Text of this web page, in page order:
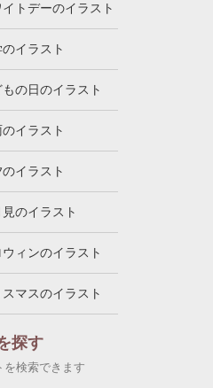
イトデーのイラスト
のイラスト
もの日のイラスト
イラスト
イラスト
見のイラスト
ィンのイラスト
スマスのイラスト
探す
を検索できます